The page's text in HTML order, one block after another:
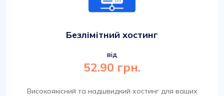
Безлімітний хостинг
від
52.90 грн.
Високоякісний та надшвидкий хостинг для ваших